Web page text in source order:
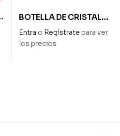
BOTELLA DE CRISTAL
CON CORCHO CON
AGUJERO DIAM 14 x 14
Entra o Regístrate para ver
los precios